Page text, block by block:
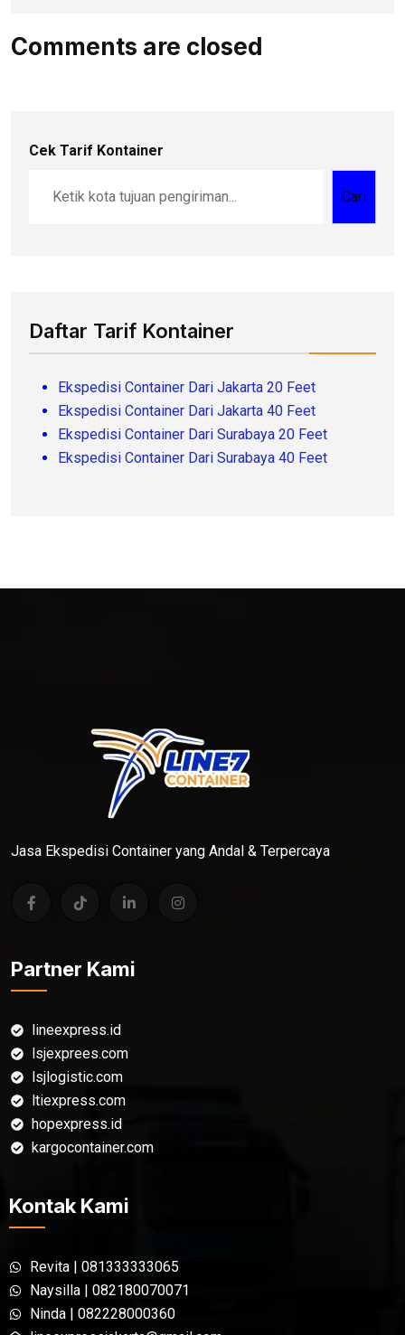
Comments are closed
Cek Tarif Kontainer
Cari
Daftar Tarif Kontainer
Ekspedisi Container Dari Jakarta 20 Feet
Ekspedisi Container Dari Jakarta 40 Feet
Ekspedisi Container Dari Surabaya 20 Feet
Ekspedisi Container Dari Surabaya 40 Feet
Jasa Ekspedisi Container yang Andal & Terpercaya
Partner Kami
lineexpress.id
lsjexprees.com
lsjlogistic.com
ltiexpress.com
hopexpress.id
kargocontainer.com
Kontak Kami
Revita | 081333333065
Naysilla | 082180070071
Ninda | 082228000360